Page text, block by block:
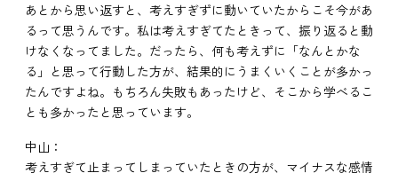
あとから思い返すと、考えすぎずに動いていたからこそ今があ
るって思うんです。私は考えすぎてたときって、振り返ると動
けなくなってました。だったら、何も考えずに「なんとかな
る」と思って行動した方が、結果的にうまくいくことが多かっ
たんですよね。もちろん失敗もあったけど、そこから学べるこ
とも多かったと思っています。
中山：
考えすぎて止まってしまっていたときの方が、マイナスな感情